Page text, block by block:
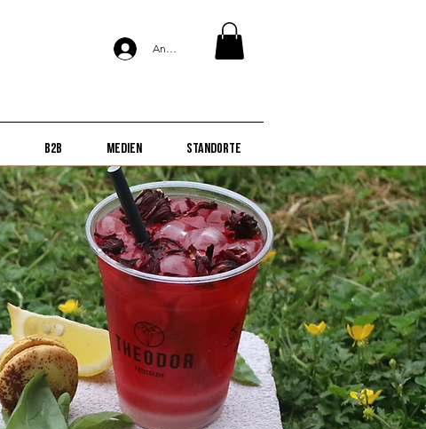
Anmelden
B2B Medien Standorte